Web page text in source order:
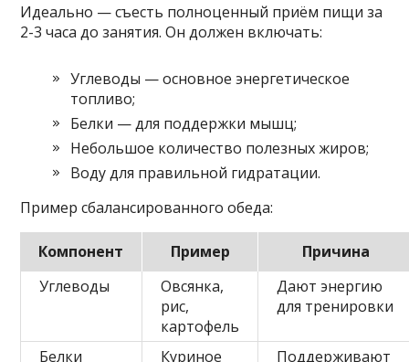
Идеально — съесть полноценный приём пищи за
2-3 часа до занятия. Он должен включать:
Углеводы — основное энергетическое
топливо;
Белки — для поддержки мышц;
Небольшое количество полезных жиров;
Воду для правильной гидратации.
Пример сбалансированного обеда:
Компонент Пример
Причина
Углеводы
Овсянка,
рис,
картофель
Дают энергию
для тренировки
Белки Куриное Поддерживают